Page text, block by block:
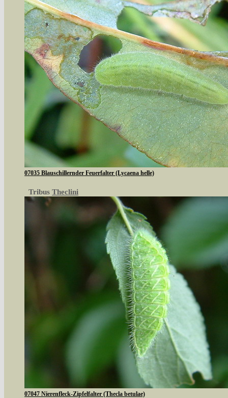
07035 Blauschillernder Feuerfalter (Lycaena helle)
Tribus Theclini
07047 Nierenfleck-Zipfelfalter (Thecla betulae)